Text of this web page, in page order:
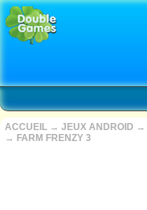
ACCUEIL → JEUX ANDROID →
→ FARM FRENZY 3